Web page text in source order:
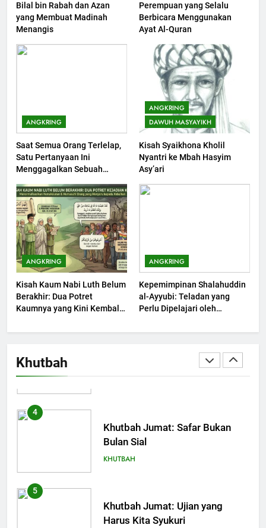
Bilal bin Rabah dan Azan
yang Membuat Madinah
Menangis
Perempuan yang Selalu
Berbicara Menggunakan
Ayat Al-Quran
ANGKRING
Saat Semua Orang Terlelap,
Satu Pertanyaan Ini
Menggagalkan Sebuah
ANGKRING
DAWUH MASYAYIKH
Kisah Syaikhona Kholil
Nyantri ke Mbah Hasyim
Asy’ari
ANGKRING
Kisah Kaum Nabi Luth Belum
Berakhir: Dua Potret
Kaumnya yang Kini Kembali
ANGKRING
Kepemimpinan Shalahuddin
al-Ayyubi: Teladan yang
Perlu Dipelajari oleh
(2)
Khutbah
202
Khutbah Jumat : Supaya Amal
Bisa Diterima
Khutbah Jumat: Bulan
Muharram Bulan Bersejarah
KHUTBAH
1
Dengki Tak Akan Pernah
Berjaya?
KHUTBAH
2
Khutbah Jumat: Melihat
Limpahan Nikmat Allah
KHUTBAH
Khutbah Jumat: Ketaatan,
Kebaikan dan Pengaruhnya
Bulan Sial
KHUTBAH
Harus Kita Syukuri
KHUTBAH